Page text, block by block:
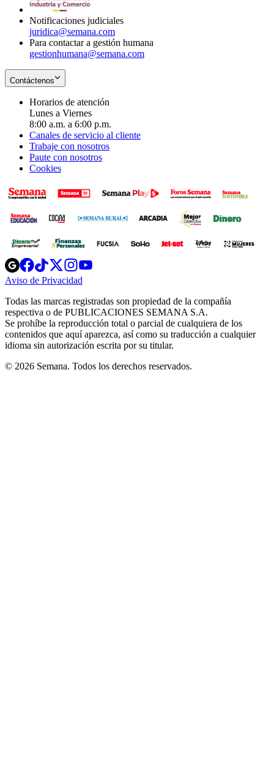
Notificaciones judiciales
juridica@semana.com
Para contactar a gestión humana
gestionhumana@semana.com
Contáctenos
Horarios de atención
Lunes a Viernes
8:00 a.m. a 6:00 p.m.
Canales de servicio al cliente
Trabaje con nosotros
Paute con nosotros
Cookies
Opens
in
new
Opens
in
new
Opens
in
new
window
Opens
new
windowwindow
Aviso de Privacidad
new
window
Todas las marcas registradas son propiedad de la compañía
respectiva o de PUBLICACIONES SEMANA S.A.
Se prohíbe la reproducción total o parcial de cualquiera de los
contenidos que aquí aparezca, así como su traducción a cualquier
idioma sin autorización escrita por su titular.
© 2026 Semana. Todos los derechos reservados.